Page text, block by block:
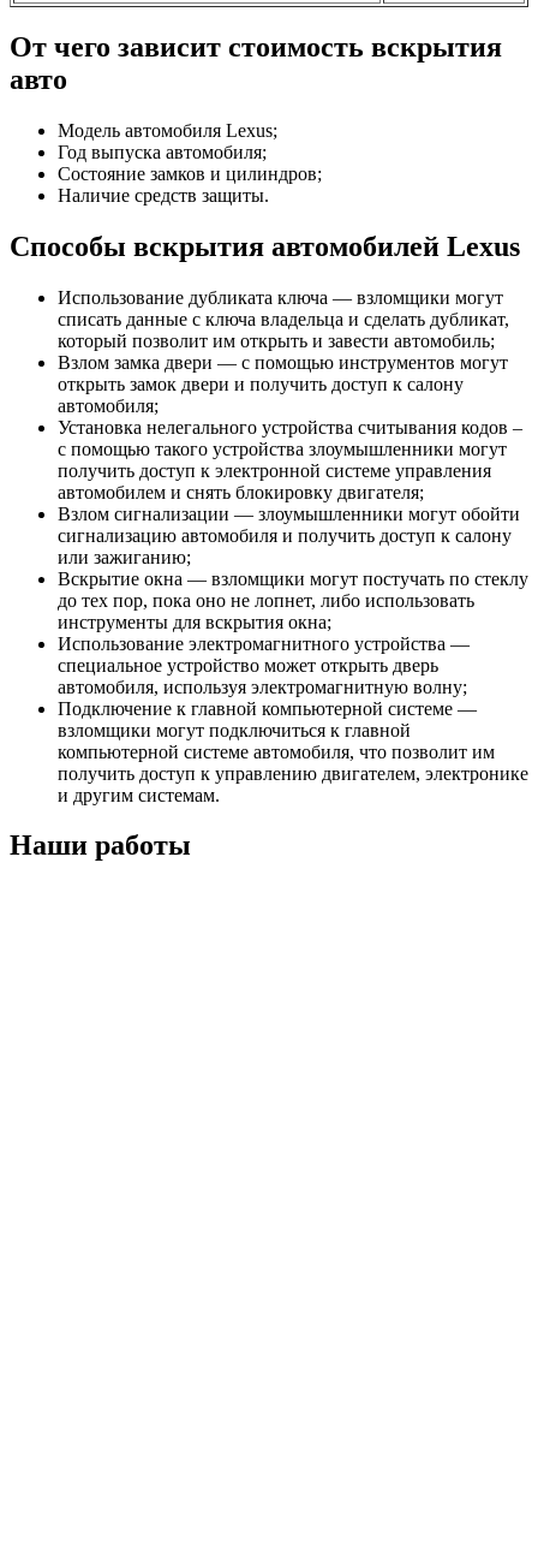
От чего зависит стоимость вскрытия
авто
Модель автомобиля Lexus;
Год выпуска автомобиля;
Состояние замков и цилиндров;
Наличие средств защиты.
Способы вскрытия автомобилей Lexus
Использование дубликата ключа — взломщики могут
списать данные с ключа владельца и сделать дубликат,
который позволит им открыть и завести автомобиль;
Взлом замка двери — с помощью инструментов могут
открыть замок двери и получить доступ к салону
автомобиля;
Установка нелегального устройства считывания кодов –
с помощью такого устройства злоумышленники могут
получить доступ к электронной системе управления
автомобилем и снять блокировку двигателя;
Взлом сигнализации — злоумышленники могут обойти
сигнализацию автомобиля и получить доступ к салону
или зажиганию;
Вскрытие окна — взломщики могут постучать по стеклу
до тех пор, пока оно не лопнет, либо использовать
инструменты для вскрытия окна;
Использование электромагнитного устройства —
специальное устройство может открыть дверь
автомобиля, используя электромагнитную волну;
Подключение к главной компьютерной системе —
взломщики могут подключиться к главной
компьютерной системе автомобиля, что позволит им
получить доступ к управлению двигателем, электронике
и другим системам.
Наши работы